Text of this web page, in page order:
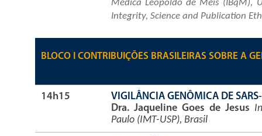
Médica Leopoldo de Meis (IBqM),
Integrity, Science and Publication
BLOCO I CONTRIBUIÇÕES BRASILEIRAS SOBRE A
14h15
VIGILÂNCIA GENÔMICA DE
Dra. Jaqueline Goes de Jesus
Paulo (IMT-USP), Brasil